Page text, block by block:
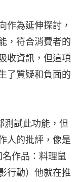
作為延伸探討，
，符合消費者的
收資訊，但這項
了質疑和負面的
測試此功能，但
人的批評，像是
作品：料理鼠
行動）他就在推